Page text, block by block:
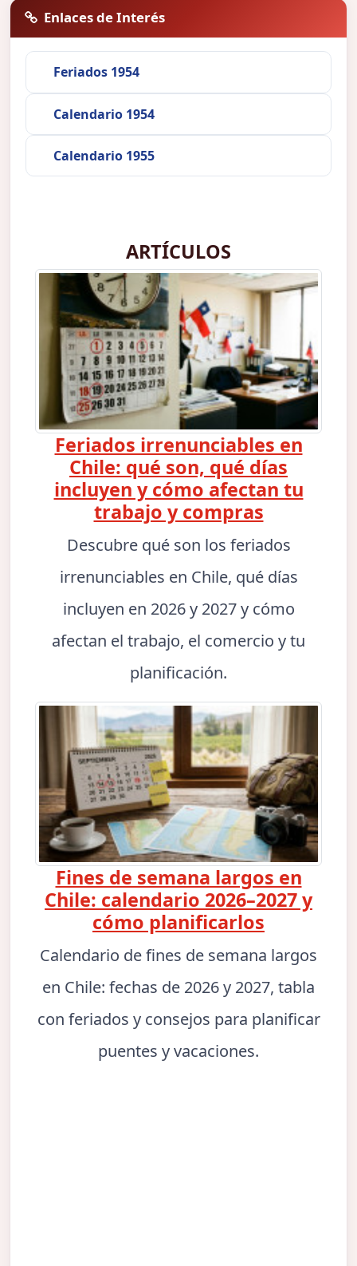
Enlaces de Interés
Feriados 1954
Calendario 1954
Calendario 1955
ARTÍCULOS
Feriados irrenunciables en
Chile: qué son, qué días
incluyen y cómo afectan tu
trabajo y compras
Descubre qué son los feriados
irrenunciables en Chile, qué días
incluyen en 2026 y 2027 y cómo
afectan el trabajo, el comercio y tu
planificación.
Fines de semana largos en
Chile: calendario 2026–2027 y
cómo planificarlos
Calendario de fines de semana largos
en Chile: fechas de 2026 y 2027, tabla
con feriados y consejos para planificar
puentes y vacaciones.